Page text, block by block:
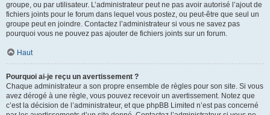
groupe, ou par utilisateur. L’administrateur peut ne pas avoir autorisé l’ajout de
fichiers joints pour le forum dans lequel vous postez, ou peut-être que seul un
groupe peut en joindre. Contactez l’administrateur si vous ne savez pas
pourquoi vous ne pouvez pas ajouter de fichiers joints sur un forum.
Haut
Pourquoi ai-je reçu un avertissement ?
Chaque administrateur a son propre ensemble de règles pour son site. Si vous
avez dérogé à une règle, vous pouvez recevoir un avertissement. Notez que
c’est la décision de l’administrateur, et que phpBB Limited n’est pas concerné